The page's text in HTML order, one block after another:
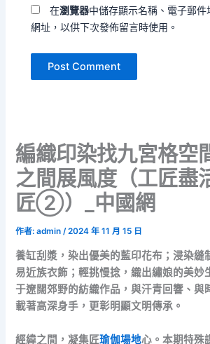
在瀏覽器中儲存顯示名稱、電子郵
網址，以供下次發佈留言時使用。
編織印染找九宮格空
之間展風度（工匠盡
匠②）_中國網
作者:admin/2024 年 11 月 15 日
養缸刮漿，染出優美的藍印花布；浸染縫
易近族衣飾；輕挑慢捻，織出繡娘的美
于遼闊郊野的紡織作品，與汗青回響、與
載著高深身手，更彰明顯文明傳承。
經緯之間，凝集匠瑜伽場地心。本期特殊